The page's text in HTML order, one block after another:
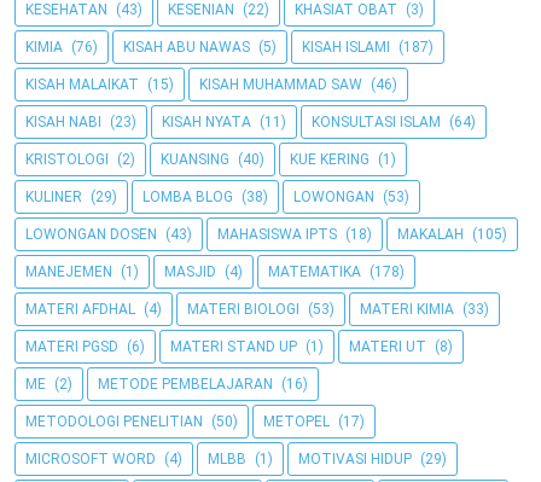
KESEHATAN (43) KESENIAN (22) KHASIAT OBAT (3)
KIMIA (76) KISAH ABU NAWAS (5) KISAH ISLAMI (187)
KISAH MALAIKAT (15) KISAH MUHAMMAD SAW (46)
KISAH NABI (23) KISAH NYATA (11) KONSULTASI ISLAM (64)
KRISTOLOGI (2) KUANSING (40) KUE KERING (1)
KULINER (29) LOMBA BLOG (38) LOWONGAN (53)
LOWONGAN DOSEN (43) MAHASISWA IPTS (18) MAKALAH (105)
MANEJEMEN (1) MASJID (4) MATEMATIKA (178)
MATERI AFDHAL (4) MATERI BIOLOGI (53) MATERI KIMIA (33)
MATERI PGSD (6) MATERI STAND UP (1) MATERI UT (8)
ME (2) METODE PEMBELAJARAN (16)
METODOLOGI PENELITIAN (50) METOPEL (17)
MICROSOFT WORD (4) MLBB (1) MOTIVASI HIDUP (29)